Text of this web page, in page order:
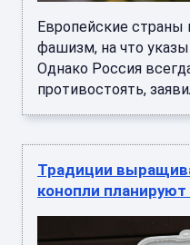
Европейские
фашизм, на что
Однако Россия
противостоять,
Традиции
конопли